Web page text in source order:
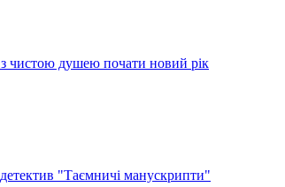
чистою душею почати новий рік
"Таємничі манускрипти"